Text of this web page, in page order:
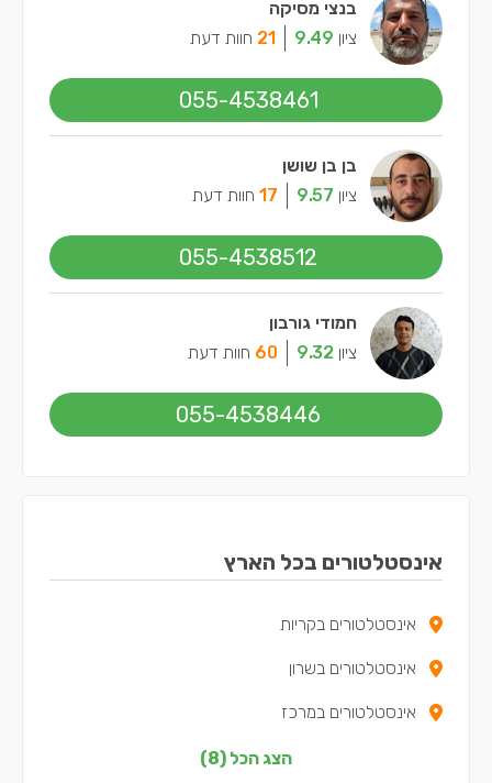
בנצי מסיקה
ציון 9.49
21 חוות דעת
055-4538461
בן בן שושן
ציון 9.57
17 חוות דעת
055-4538512
חמודי גורבון
ציון 9.32
60 חוות דעת
055-4538446
אינסטלטורים בכל הארץ
אינסטלטורים בקריות
אינסטלטורים בשרון
אינסטלטורים במרכז
אינסטלטורים בצפוןהצג הכל (8)